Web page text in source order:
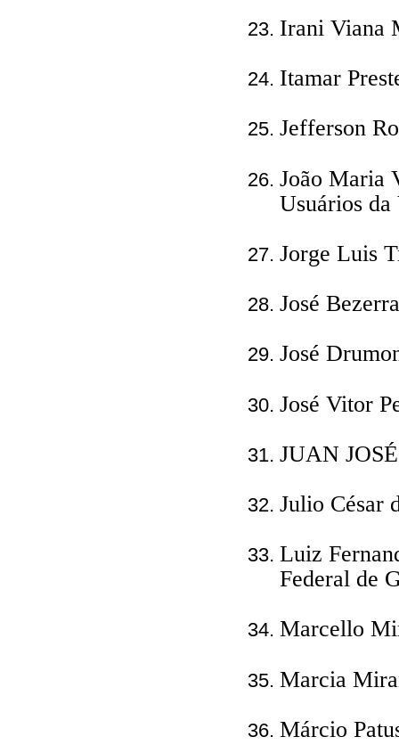
Irani Viana
Itamar
Jefferson
João Maria
Usuários
Jorge Luis
José
José
José Vitor
JUAN
Julio César
Luiz
Federal de
Marcello
Marcia
Márcio